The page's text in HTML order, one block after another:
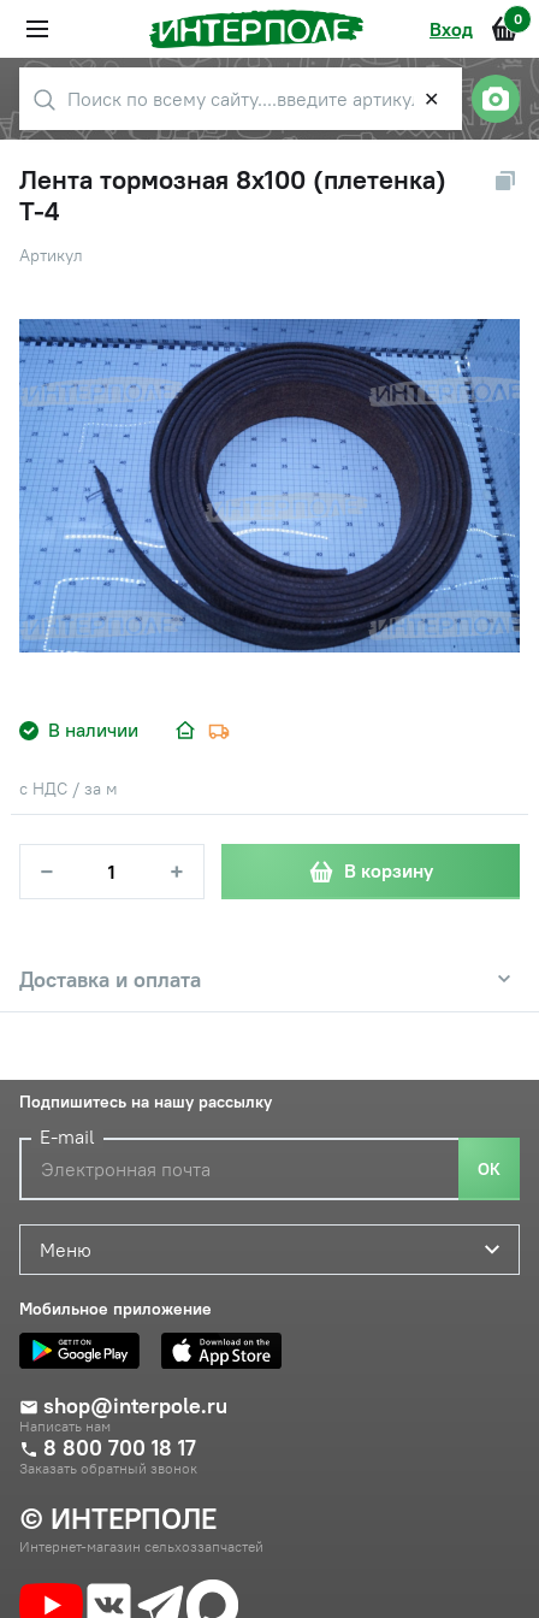
Вход 0
✕
Лента тормозная 8х100 (плетенка)
Т-4
Артикул
В наличии
с НДС / за м
− + В корзину
Доставка и оплата
© ИНТЕРПОЛЕ
Интернет-магазин сельхоззапчастей
Меню
Мобильное приложение
shop@interpole.ru
Написать нам
8 800 700 18 17
Заказать обратный звонок
Подпишитесь на нашу рассылку
E-mail
ОК